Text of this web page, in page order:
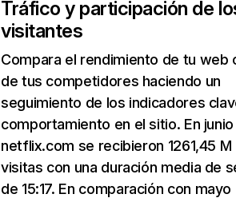
Tráfico y participación de
visitantes
Compara el rendimiento de tu web
de tus competidores haciendo un
seguimiento de los indicadores
comportamiento en el sitio. En junio
netflix.com se recibieron 1261,45 M
visitas con una duración media de
de 15:17. En comparación con mayo